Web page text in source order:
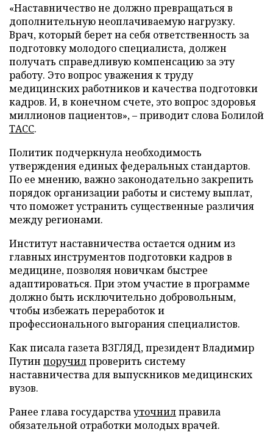
«Наставничество не должно превращаться в
дополнительную неоплачиваемую нагрузку.
Врач, который берет на себя ответственность за
подготовку молодого специалиста, должен
получать справедливую компенсацию за эту
работу. Это вопрос уважения к труду
медицинских работников и качества подготовки
кадров. И, в конечном счете, это вопрос здоровья
миллионов пациентов», – приводит слова Болилой
ТАСС.
Политик подчеркнула необходимость
утверждения единых федеральных стандартов.
По ее мнению, важно законодательно закрепить
порядок организации работы и систему выплат,
что поможет устранить существенные различия
между регионами.
Институт наставничества остается одним из
главных инструментов подготовки кадров в
медицине, позволяя новичкам быстрее
адаптироваться. При этом участие в программе
должно быть исключительно добровольным,
чтобы избежать переработок и
профессионального выгорания специалистов.
Как писала газета ВЗГЛЯД, президент Владимир
Путин поручилпроверить систему
наставничества для выпускников медицинских
вузов.
Ранее глава государствауточнилправила
обязательной отработки молодых врачей.